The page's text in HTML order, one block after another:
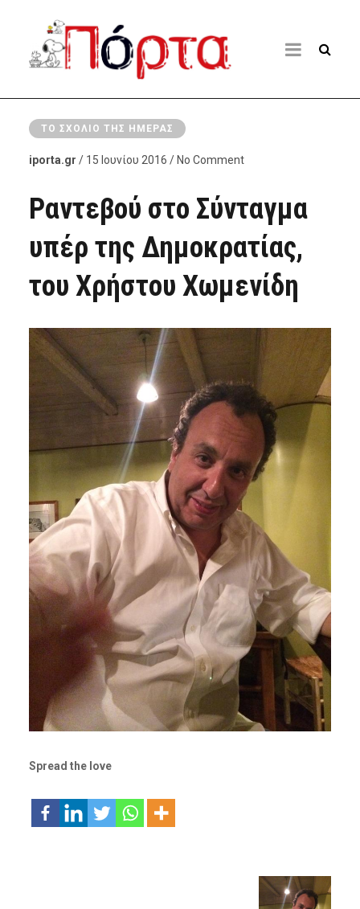
ΤΟ ΣΧΌΛΙΟ ΤΗΣ ΗΜΈΡΑΣ
iporta.gr / 15 Ιουνίου 2016 / No Comment
Ραντεβού στο Σύνταγμα
υπέρ της Δημοκρατίας,
του Χρήστου Χωμενίδη
Spread the love